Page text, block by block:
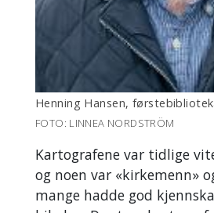
Henning Hansen,
FOTO: LINNEA NORDSTRÖM
Kartografene var tidlige
og noen var «kirkemenn»
mange hadde god